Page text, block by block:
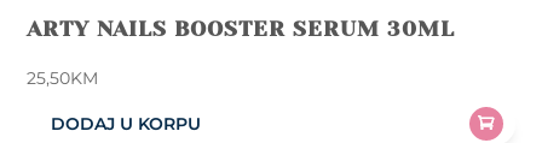
ARTY NAILS BOOSTER SERUM 30ML
25,50KM
DODAJ U KORPU